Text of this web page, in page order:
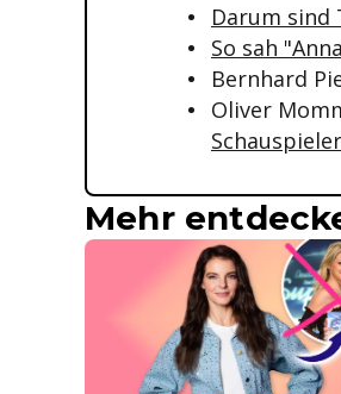
Darum sind
So sah
Bernhard
Oliver
Mehr